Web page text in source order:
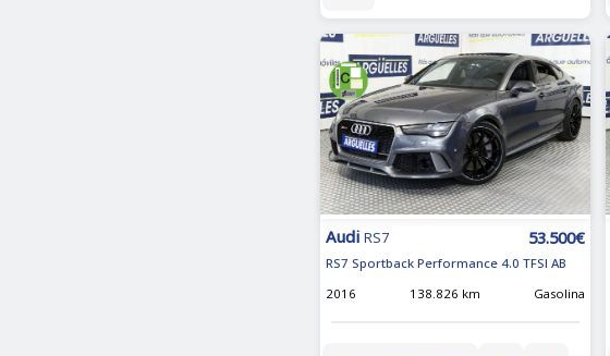
Audi RS7 53.500€
RS7 Sportback Performance 4.0 TFSI AB
2016
138.826 km Gasolina